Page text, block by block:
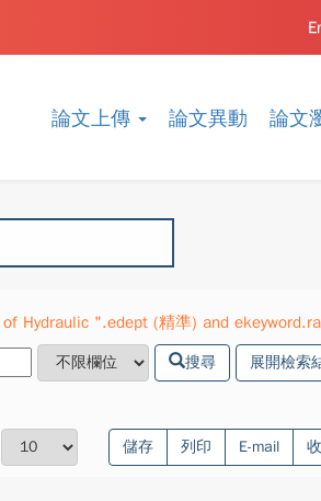
論文上傳 論文異動 論文
Hydraulic ".edept (精準) and
搜尋 展開檢索
儲存 列印 E-mail